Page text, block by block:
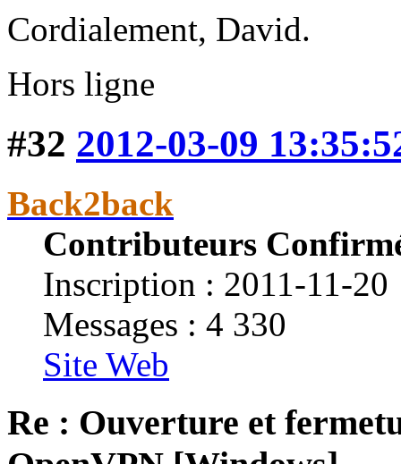
Cordialement, David.
Hors ligne
#32 2012-03-09
Back2back
Contributeurs
Inscription : 2011-11-20
Messages : 4 330
Site Web
Re : Ouverture et